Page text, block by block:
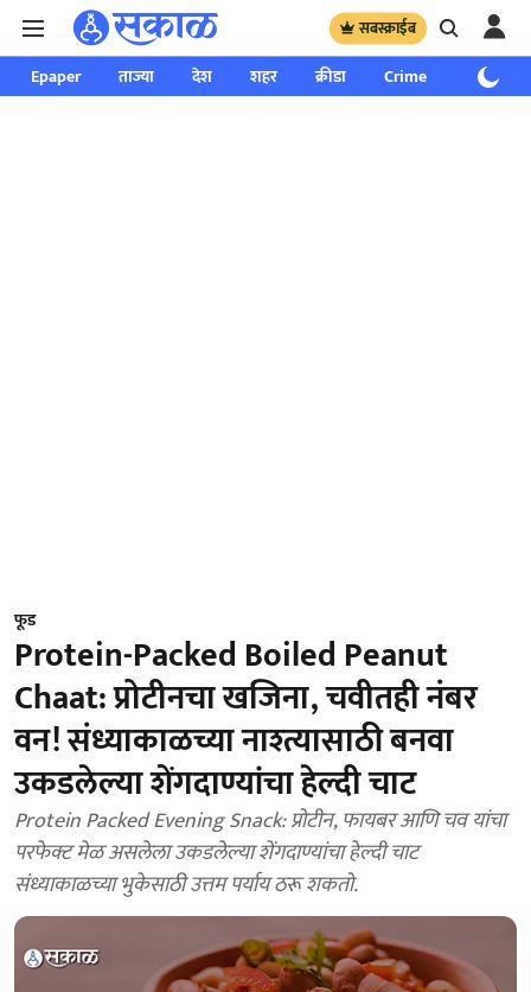
सबस्क्राईब
Epaper ताज्या देश शहर क्रीडा Crime साप्ताहिक
फूड
Protein-Packed Boiled Peanut
Chaat: प्रोटीनचा खजिना, चवीतही नंबर
वन! संध्याकाळच्या नाश्त्यासाठी बनवा
उकडलेल्या शेंगदाण्यांचा हेल्दी चाट
Protein Packed Evening Snack: प्रोटीन, फायबर आणि चव यांचा
परफेक्ट मेळ असलेला उकडलेल्या शेंगदाण्यांचा हेल्दी चाट
संध्याकाळच्या भुकेसाठी उत्तम पर्याय ठरू शकतो.